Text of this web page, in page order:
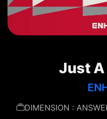
Just
DIMENSION :